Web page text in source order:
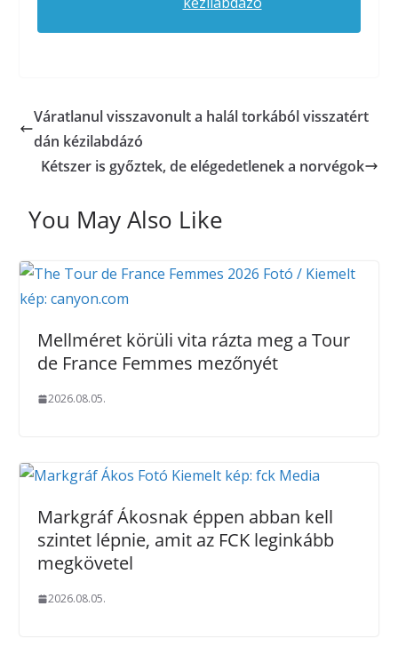
Váratlanul visszavonult a halál torkából visszatért
dán kézilabdázó
Kétszer is győztek, de elégedetlenek a norvégok
You May Also Like
Mellméret körüli vita rázta meg a Tour
de France Femmes mezőnyét
2026.08.05.
Markgráf Ákosnak éppen abban kell
szintet lépnie, amit az FCK leginkább
megkövetel
2026.08.05.